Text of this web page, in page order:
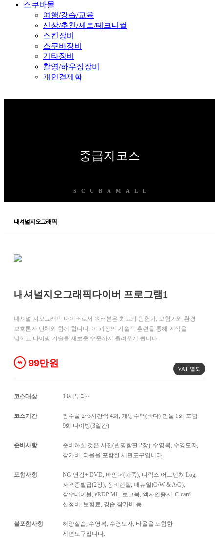
스쿠바몰
여행/강습/교육
신상/추천/세트/테크니컬
스킨장비
스쿠바장비
기타장비
촬영/하우징장비
개인결제함
중급자코스
SCUBAMALL
내셔널지오그래픽
내셔널지오그래픽다이버 프로그램1
내셔널 지오그래픽 다이버로서 여러분은 최고의 탐험가, 모험가와 환경
보호론자 단체와 함께 합니다. 이 과정의 기술적 훈련을 통해 지식을
넓히고 다이빙 기술을 새로운 수준까지 올려주게 됩니다.
￦ 99만원
VAT 별도
코스대상 10세부터~
코스기간
잠수풀 2~3시간씩 4회, 개방수역(바다) 민물 1회 포함
9회 다이빙(3일간)
준비사항
준비하실 것은 사진(반명함판 2장), 수영복, 수영모자,
참가비, 타올을 포함한 세면도구입니다.
포함사항
NG 연감+ DVD, 바인더(가죽), 디럭스 어드벤쳐 Log,
자격증발급(2장), 장비렌탈, 매뉴얼(O/W & A/O),
잠수테이블, eRDP ML, 로그북, 액자인증서, C-card
신청비, 보험료, 강습 참가비 등
불포함사항
해양실습, 수영복, 수영모자, 타올을 포함한
세면도구입니다.